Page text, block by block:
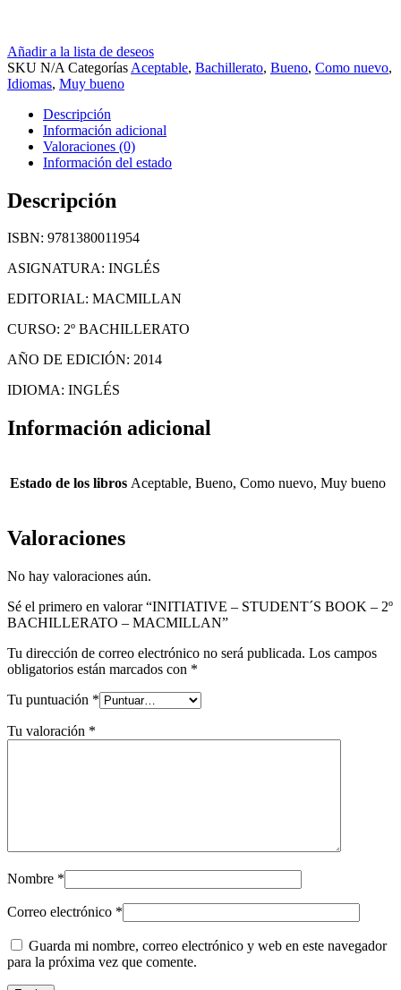
Añadir a la lista de deseos
SKU N/A Categorías Aceptable, Bachillerato, Bueno, Como nuevo,
Idiomas, Muy bueno
Descripción
Información adicional
Valoraciones (0)
Información del estado
Descripción
ISBN: 9781380011954
ASIGNATURA: INGLÉS
EDITORIAL: MACMILLAN
CURSO: 2º BACHILLERATO
AÑO DE EDICIÓN: 2014
IDIOMA: INGLÉS
Información adicional
Estado de los libros Aceptable, Bueno, Como nuevo, Muy bueno
Valoraciones
No hay valoraciones aún.
Sé el primero en valorar “INITIATIVE – STUDENT´S BOOK – 2º
BACHILLERATO – MACMILLAN”
Tu dirección de correo electrónico no será publicada. Los campos
obligatorios están marcados con *
Tu puntuación *
Tu valoración *
Nombre *
Correo electrónico *
Guarda mi nombre, correo electrónico y web en este navegador
para la próxima vez que comente.